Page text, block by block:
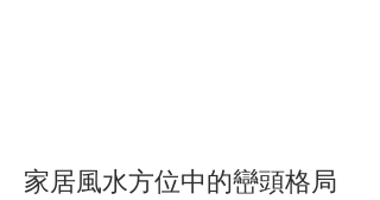
家居風水方位中的巒頭格局